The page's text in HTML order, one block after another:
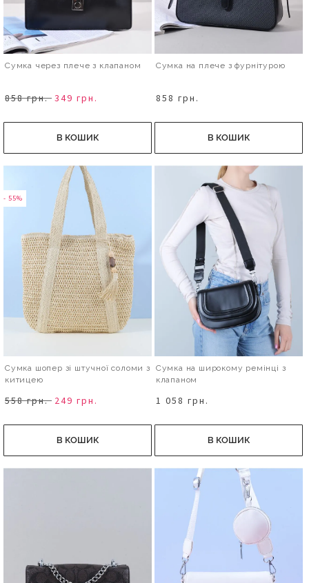
Сумка через плече з клапаном
858 грн. 349 грн.
В КОШИК
Сумка на плече з фурнітурою
858 грн.
В КОШИК
- 55%
Сумка шопер зі штучної соломи з
китицею
558 грн. 249 грн.
В КОШИК
Сумка на широкому ремінці з
клапаном
1 058 грн.
В КОШИК